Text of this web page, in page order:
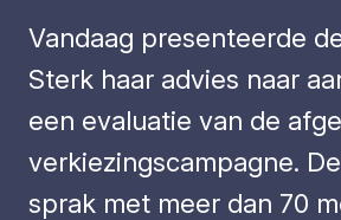
Vandaag presenteerde
Sterk haar advies naar
een evaluatie van de
verkiezingscampagne.
sprak met meer dan 70